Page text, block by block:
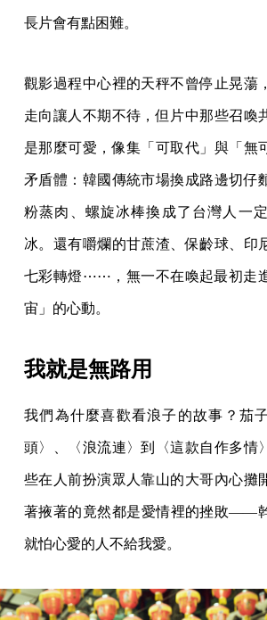
長片會有點困難。
觀影過程中心裡的天秤不曾停止晃蕩
走向讓人不期不待，但片中那些召喚
是那麼可愛，像集「可取代」與「無
矛盾體：韓國傳統市場換成路邊切仔
粉蒸肉、螺旋冰棒換成了台灣人一
冰。還有嚼爛的甘蔗渣、保齡球、印
七彩轉燈⋯⋯，無一不在喚起最初走
宙」的心動。
我就是無路用
我們為什麼喜歡看浪子的故事？茄
頭〉、〈浪流連〉到〈這款自作多情
些在人前扮演眾人靠山的大哥內心攤
著掖著的竟然都是愛情裡的挫敗——
就怕心愛的人不給我愛。